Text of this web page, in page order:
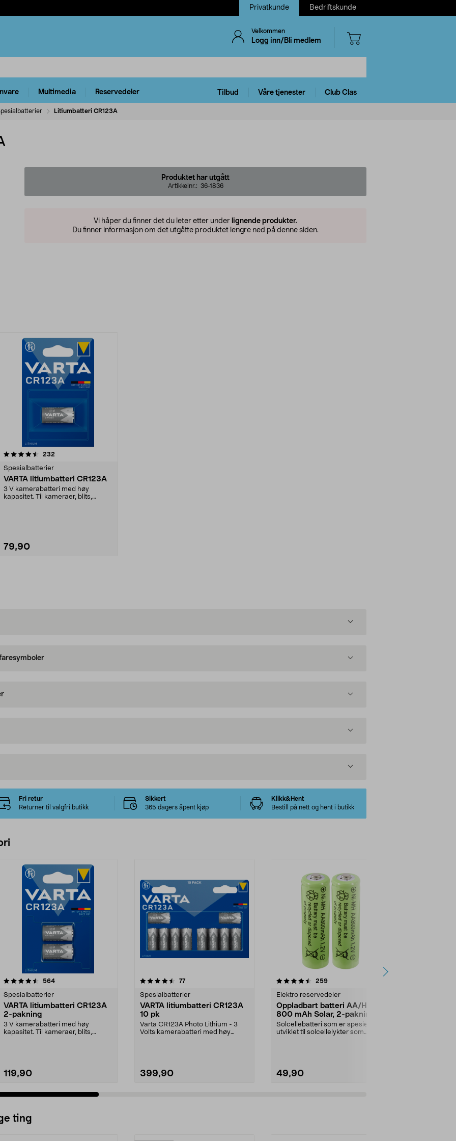
Privatkunde Bedriftskunde
Velkommen
Logg inn/Bli medlem
Multimedia Reservedeler Tilbud Våre tjenester Club Clas
Litiumbatteri CR123A
Produktet har utgått
Artikkelnr.: 36-1836
Vi håper du finner det du leter etter under lignende produkter.
Du finner informasjon om det utgåtte produktet lengre ned på denne siden.
232
Spesialbatterier
VARTA litiumbatteri CR123A
3 V kamerabatteri med høy
kapasitet. Til kameraer, blits,
79,90
Fri retur
Returner til valgfri butikk
Sikkert
365 dagers åpent kjøp
Klikk&Hent
Bestill på nett og hent i butikk
564anmeldelser
Spesialbatterier
VARTA litiumbatteri CR123A
2-pakning
3 V kamerabatteri med høy
kapasitet. Til kameraer, blits,
119,90
4.5 av 5 stjerner 77anmeldelser
Spesialbatterier
VARTA litiumbatteri CR123A
10 pk
Varta CR123A Photo Lithium - 3
Volts kamerabatteri med høy
399,90
4.5 av 5 stjerner 259anmeldelser
Elektro reservedeler
Oppladbart batteri AA/HR6
800 mAh Solar, 2-pakning
Solcellebatteri som er spesielt
utviklet til solcellelykter som
49,90
4.5 av 5 stjerner
ting